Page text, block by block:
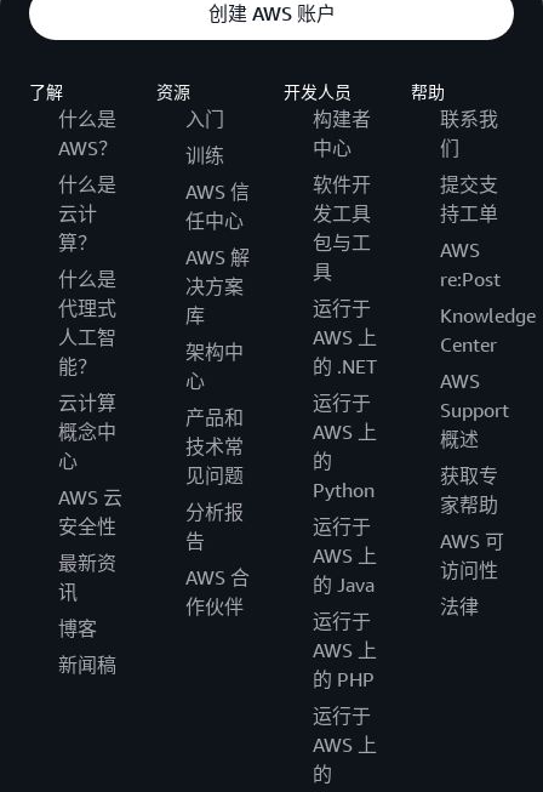
创建 AWS 账户
了解
什么是
AWS？
什么是
云计
算？
什么是
代理式
人工智
能？
云计算
概念中
心
AWS 云
安全性
最新资
讯
博客
新闻稿
资源
入门
训练
AWS 信
任中心
AWS 解
决方案
库
架构中
心
产品和
技术常
见问题
分析报
告
AWS 合
作伙伴
开发人员
构建者
中心
软件开
发工具
包与工
具
运行于
AWS 上
的 .NET
运行于
AWS 上
的
Python
运行于
AWS 上
的 Java
运行于
AWS 上
的 PHP
运行于
AWS 上
的
帮助
联系我
们
提交支
持工单
AWS
re:Post
Knowledge
Center
AWS
Support
概述
获取专
家帮助
AWS 可
访问性
法律